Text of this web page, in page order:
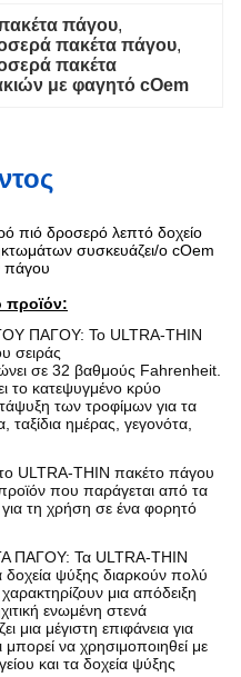
πάγου,
πακέτα πάγου,
πακέτα
με φαγητό cOem
πιό δροσερό λεπτό δοχείο
συσκευάζει/ο cOem
προϊόν:
ΠΑΓΟΥ: Το ULTRA-THIN
σειράς
σε 32 βαθμούς Fahrenheit.
το κατεψυγμένο κρύο
των τροφίμων για τα
ταξίδια ημέρας, γεγονότα,
THIN πακέτο πάγου
που παράγεται από τα
για τη χρήση σε ένα φορητό
ΠΑΓΟΥ: Τα ULTRA-THIN
ψύξης διαρκούν πολύ
μια απόδειξη
ενωμένη στενά
μια μέγιστη επιφάνεια για
να χρησιμοποιηθεί με
και τα δοχεία ψύξης